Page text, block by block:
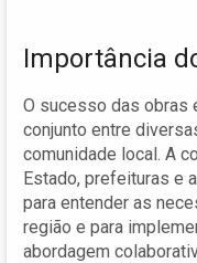
Importância
O sucesso das obras
conjunto entre
comunidade local. A
Estado, prefeituras e
para entender as
região e para
abordagem